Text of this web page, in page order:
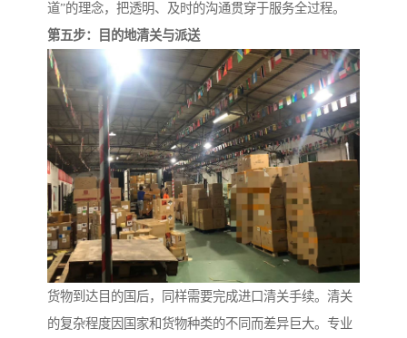
道”的理念，把透明、及时的沟通贯穿于服务全过程。
第五步：目的地清关与派送
货物到达目的国后，同样需要完成进口清关手续。清关
的复杂程度因国家和货物种类的不同而差异巨大。专业